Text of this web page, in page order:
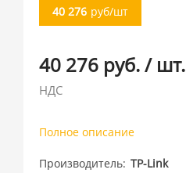
40 276 руб/шт
40 276 руб./ шт.
НДС
Полное описание
Производитель TP-Link